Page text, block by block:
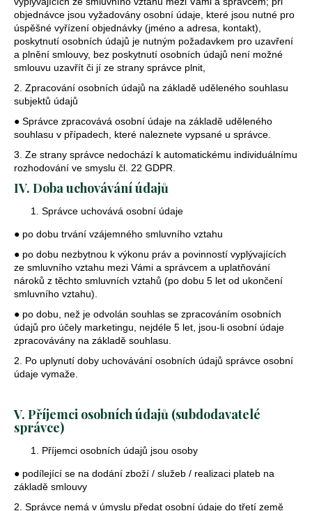
objednávce jsou vyžadovány osobní údaje, které jsou nutné pro
úspěšné vyřízení objednávky (jméno a adresa, kontakt),
poskytnutí osobních údajů je nutným požadavkem pro uzavření
a plnění smlouvy, bez poskytnutí osobních údajů není možné
smlouvu uzavřít či jí ze strany správce plnit,
2. Zpracování osobních údajů na základě uděleného souhlasu
subjektů údajů
● Správce zpracovává osobní údaje na základě uděleného
souhlasu v případech, které naleznete vypsané u správce.
3. Ze strany správce nedochází k automatickému individuálnímu
rozhodování ve smyslu čl. 22 GDPR.
IV. Doba uchovávání údajů
Správce uchovává osobní údaje
● po dobu trvání vzájemného smluvního vztahu
● po dobu nezbytnou k výkonu práv a povinností vyplývajících
ze smluvního vztahu mezi Vámi a správcem a uplatňování
nároků z těchto smluvních vztahů (po dobu 5 let od ukončení
smluvního vztahu).
● po dobu, než je odvolán souhlas se zpracováním osobních
údajů pro účely marketingu, nejdéle 5 let, jsou-li osobní údaje
zpracovávány na základě souhlasu.
2. Po uplynutí doby uchovávání osobních údajů správce osobní
údaje vymaže.
V. Příjemci osobních údajů (subdodavatelé
správce)
Příjemci osobních údajů jsou osoby
● podílející se na dodání zboží / služeb / realizaci plateb na
základě smlouvy
2. Správce nemá v úmyslu předat osobní údaje do třetí země